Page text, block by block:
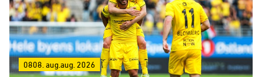
0808. aug.aug. 2026